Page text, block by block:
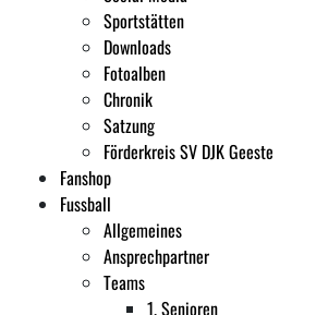
Sportstätten
Downloads
Fotoalben
Chronik
Satzung
Förderkreis SV DJK Geeste
Fanshop
Fussball
Allgemeines
Ansprechpartner
Teams
1. Senioren